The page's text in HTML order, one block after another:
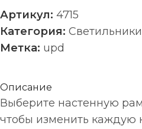
Артикул: 4715
Категория:
Метка: upd
Описание
Выберите настенную
чтобы изменить каждую